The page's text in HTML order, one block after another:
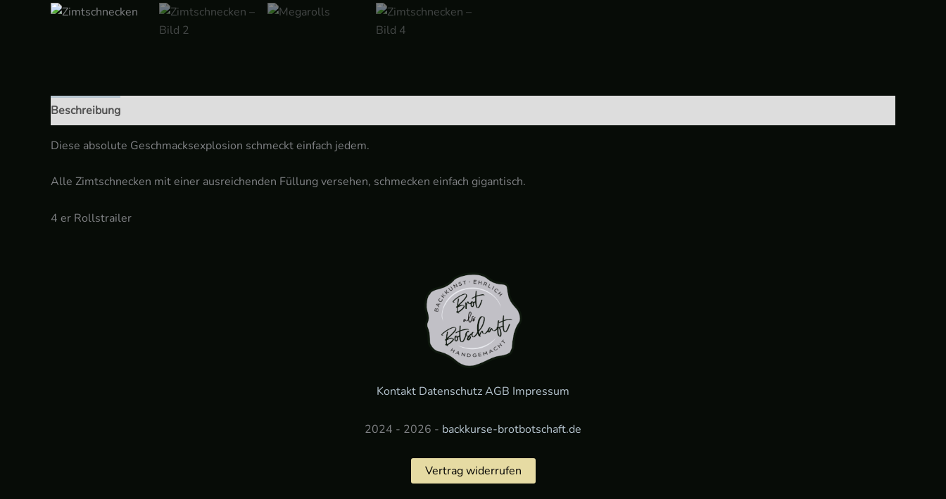
Beschreibung
Diese absolute Geschmacksexplosion schmeckt einfach jedem.
Alle Zimtschnecken mit einer ausreichenden Füllung versehen, schmecken einfach gigantisch.
4 er Rollstrailer
Kontakt DatenschutzAGB Impressum
2024 - 2026 - backkurse-brotbotschaft.de
Vertrag widerrufen